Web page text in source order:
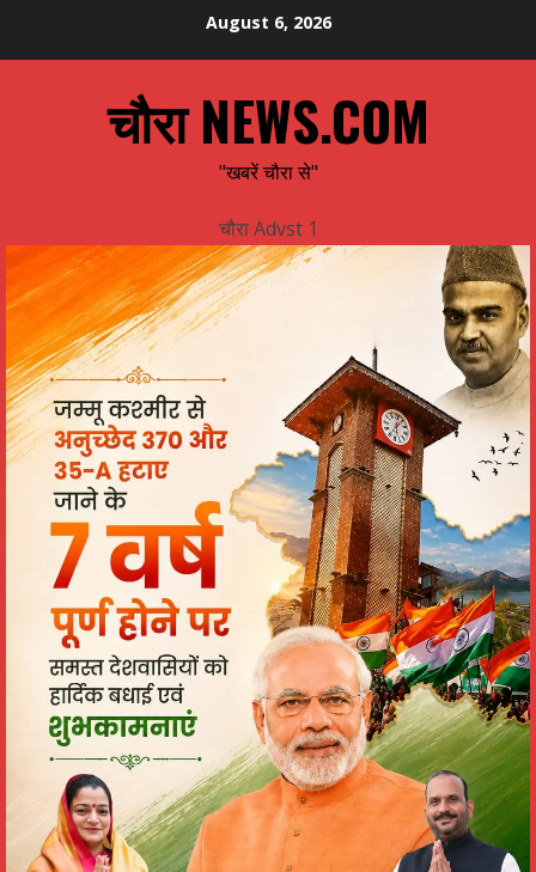
August 6, 2026
चौरा NEWS.COM
"खबरें चौरा से"
चौरा Advst 1